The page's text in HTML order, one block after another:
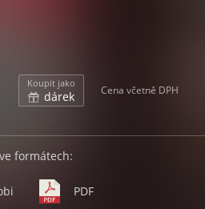
Koupit jako
dárek Cena včetně DPH
formátech:
PDF